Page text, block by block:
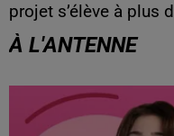
projet s’élève à plus
À L'ANTENNE